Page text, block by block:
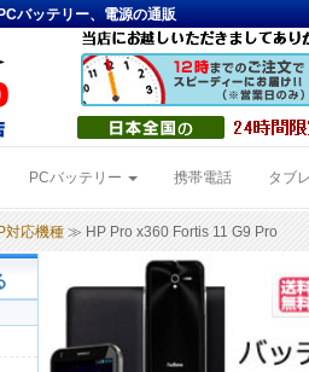
バッテリー、電源の通販
PCバッテリー 携帯電話 タブ
対応機種 ≫ HP Pro x360 Fortis 11 G9 Pro